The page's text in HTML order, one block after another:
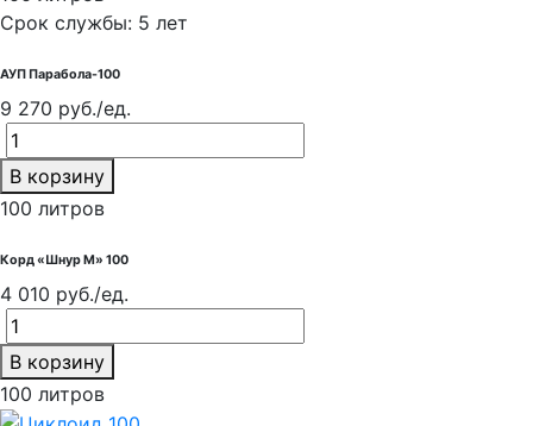
Срок службы: 5 лет
АУП Парабола-100
9 270 руб./ед.
В корзину
100 литров
Корд «Шнур М» 100
4 010 руб./ед.
В корзину
100 литров